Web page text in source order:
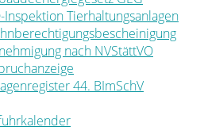
Inspektion Tierhaltungsanlagen
nach NVStättVO
44. BImSchV